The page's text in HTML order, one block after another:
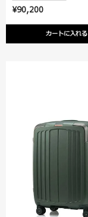
¥90,200
カートに入れる